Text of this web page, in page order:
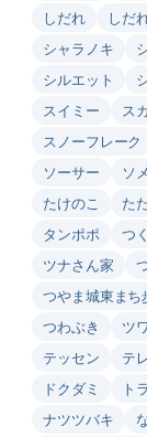
しだれ
しだ
シャラノキ
シルエット
スイミー
ス
スノーフレーク
ソーサー
ソ
たけのこ
た
タンポポ
つ
ツナさん家
つやま城東まち
つわぶき
ツ
テッセン
テ
ドクダミ
ト
ナツツバキ